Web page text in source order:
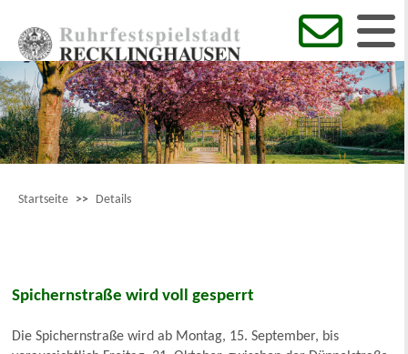
Startseite >> Details
Spichernstraße wird voll gesperrt
Die Spichernstraße wird ab Montag, 15. September, bis